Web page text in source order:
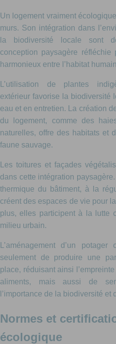
Un logement vraiment
murs. Son intégration dans
la biodiversité locale sont
conception paysagère
harmonieux entre l’habitat
L’utilisation de plantes
extérieur favorise la biodiversité
eau et en entretien. La création
du logement, comme des
naturelles, offre des habitats et
faune sauvage.
Les toitures et façades
dans cette intégration
thermique du bâtiment, à la
créent des espaces de vie pour
plus, elles participent à la lutte
milieu urbain.
L’aménagement d’un
seulement de produire une
place, réduisant ainsi
aliments, mais aussi de
l’importance de la biodiversité et
Normes et
écologique